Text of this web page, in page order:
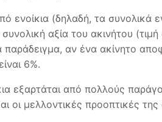
ενοίκια (δηλαδή, τα συνολικά
αξία του ακινήτου
αν ένα ακίνητο
6%.
εξαρτάται από πολλούς
οι μελλοντικές προοπτικές